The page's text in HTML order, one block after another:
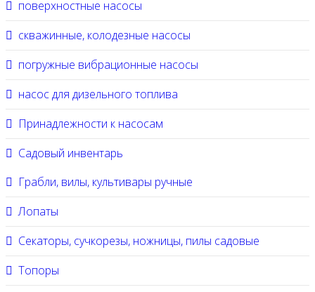
поверхностные насосы
скважинные, колодезные насосы
погружные вибрационные насосы
насос для дизельного топлива
Принадлежности к насосам
Садовый инвентарь
Грабли, вилы, культивары ручные
Лопаты
Секаторы, сучкорезы, ножницы, пилы садовые
Топоры